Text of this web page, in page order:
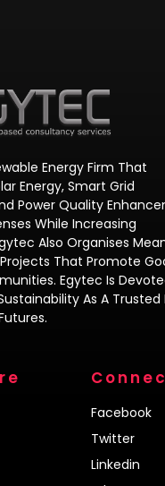
Energy Firm That
Energy, Smart Grid
Power Quality
While Increasing
Also Organises
Projects That Promote
Egytec Is
As A Trusted
Facebook
Twitter
Linkedin